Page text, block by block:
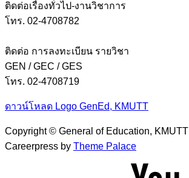
ติดต่อเรื่องทั่วไป-งานวิชาการ
โทร. 02-4708782
ติดต่อ การลงทะเบียน รายวิชา
GEN / GEC / GES
โทร. 02-4708719
ดาวน์โหลด Logo GenEd, KMUTT
Copyright © General of Education, KMUTT |
Careerpress by Theme Palace